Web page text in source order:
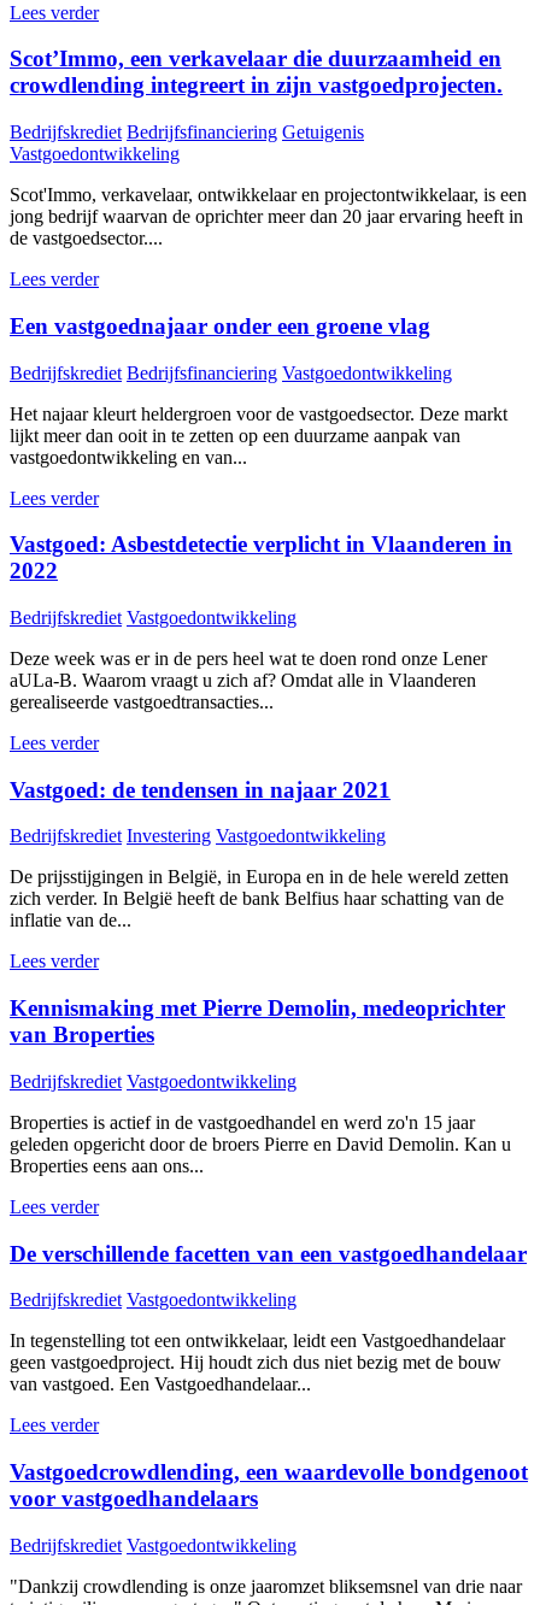
Lees verder
Scot’Immo, een verkavelaar die duurzaamheid en
crowdlending integreert in zijn vastgoedprojecten.
Bedrijfskrediet Bedrijfsfinanciering Getuigenis
Vastgoedontwikkeling
Scot'Immo, verkavelaar, ontwikkelaar en projectontwikkelaar, is een
jong bedrijf waarvan de oprichter meer dan 20 jaar ervaring heeft in
de vastgoedsector....
Lees verder
Een vastgoednajaar onder een groene vlag
Bedrijfskrediet Bedrijfsfinanciering Vastgoedontwikkeling
Het najaar kleurt heldergroen voor de vastgoedsector. Deze markt
lijkt meer dan ooit in te zetten op een duurzame aanpak van
vastgoedontwikkeling en van...
Lees verder
Vastgoed: Asbestdetectie verplicht in Vlaanderen in
2022
Bedrijfskrediet Vastgoedontwikkeling
Deze week was er in de pers heel wat te doen rond onze Lener
aULa-B. Waarom vraagt u zich af? Omdat alle in Vlaanderen
gerealiseerde vastgoedtransacties...
Lees verder
Vastgoed: de tendensen in najaar 2021
Bedrijfskrediet Investering Vastgoedontwikkeling
De prijsstijgingen in België, in Europa en in de hele wereld zetten
zich verder. In België heeft de bank Belfius haar schatting van de
inflatie van de...
Lees verder
Kennismaking met Pierre Demolin, medeoprichter
van Broperties
Bedrijfskrediet Vastgoedontwikkeling
Broperties is actief in de vastgoedhandel en werd zo'n 15 jaar
geleden opgericht door de broers Pierre en David Demolin. Kan u
Broperties eens aan ons...
Lees verder
De verschillende facetten van een vastgoedhandelaar
Bedrijfskrediet Vastgoedontwikkeling
In tegenstelling tot een ontwikkelaar, leidt een Vastgoedhandelaar
geen vastgoedproject. Hij houdt zich dus niet bezig met de bouw
van vastgoed. Een Vastgoedhandelaar...
Lees verder
Vastgoedcrowdlending, een waardevolle bondgenoot
voor vastgoedhandelaars
Bedrijfskrediet Vastgoedontwikkeling
"Dankzij crowdlending is onze jaaromzet bliksemsnel van drie naar